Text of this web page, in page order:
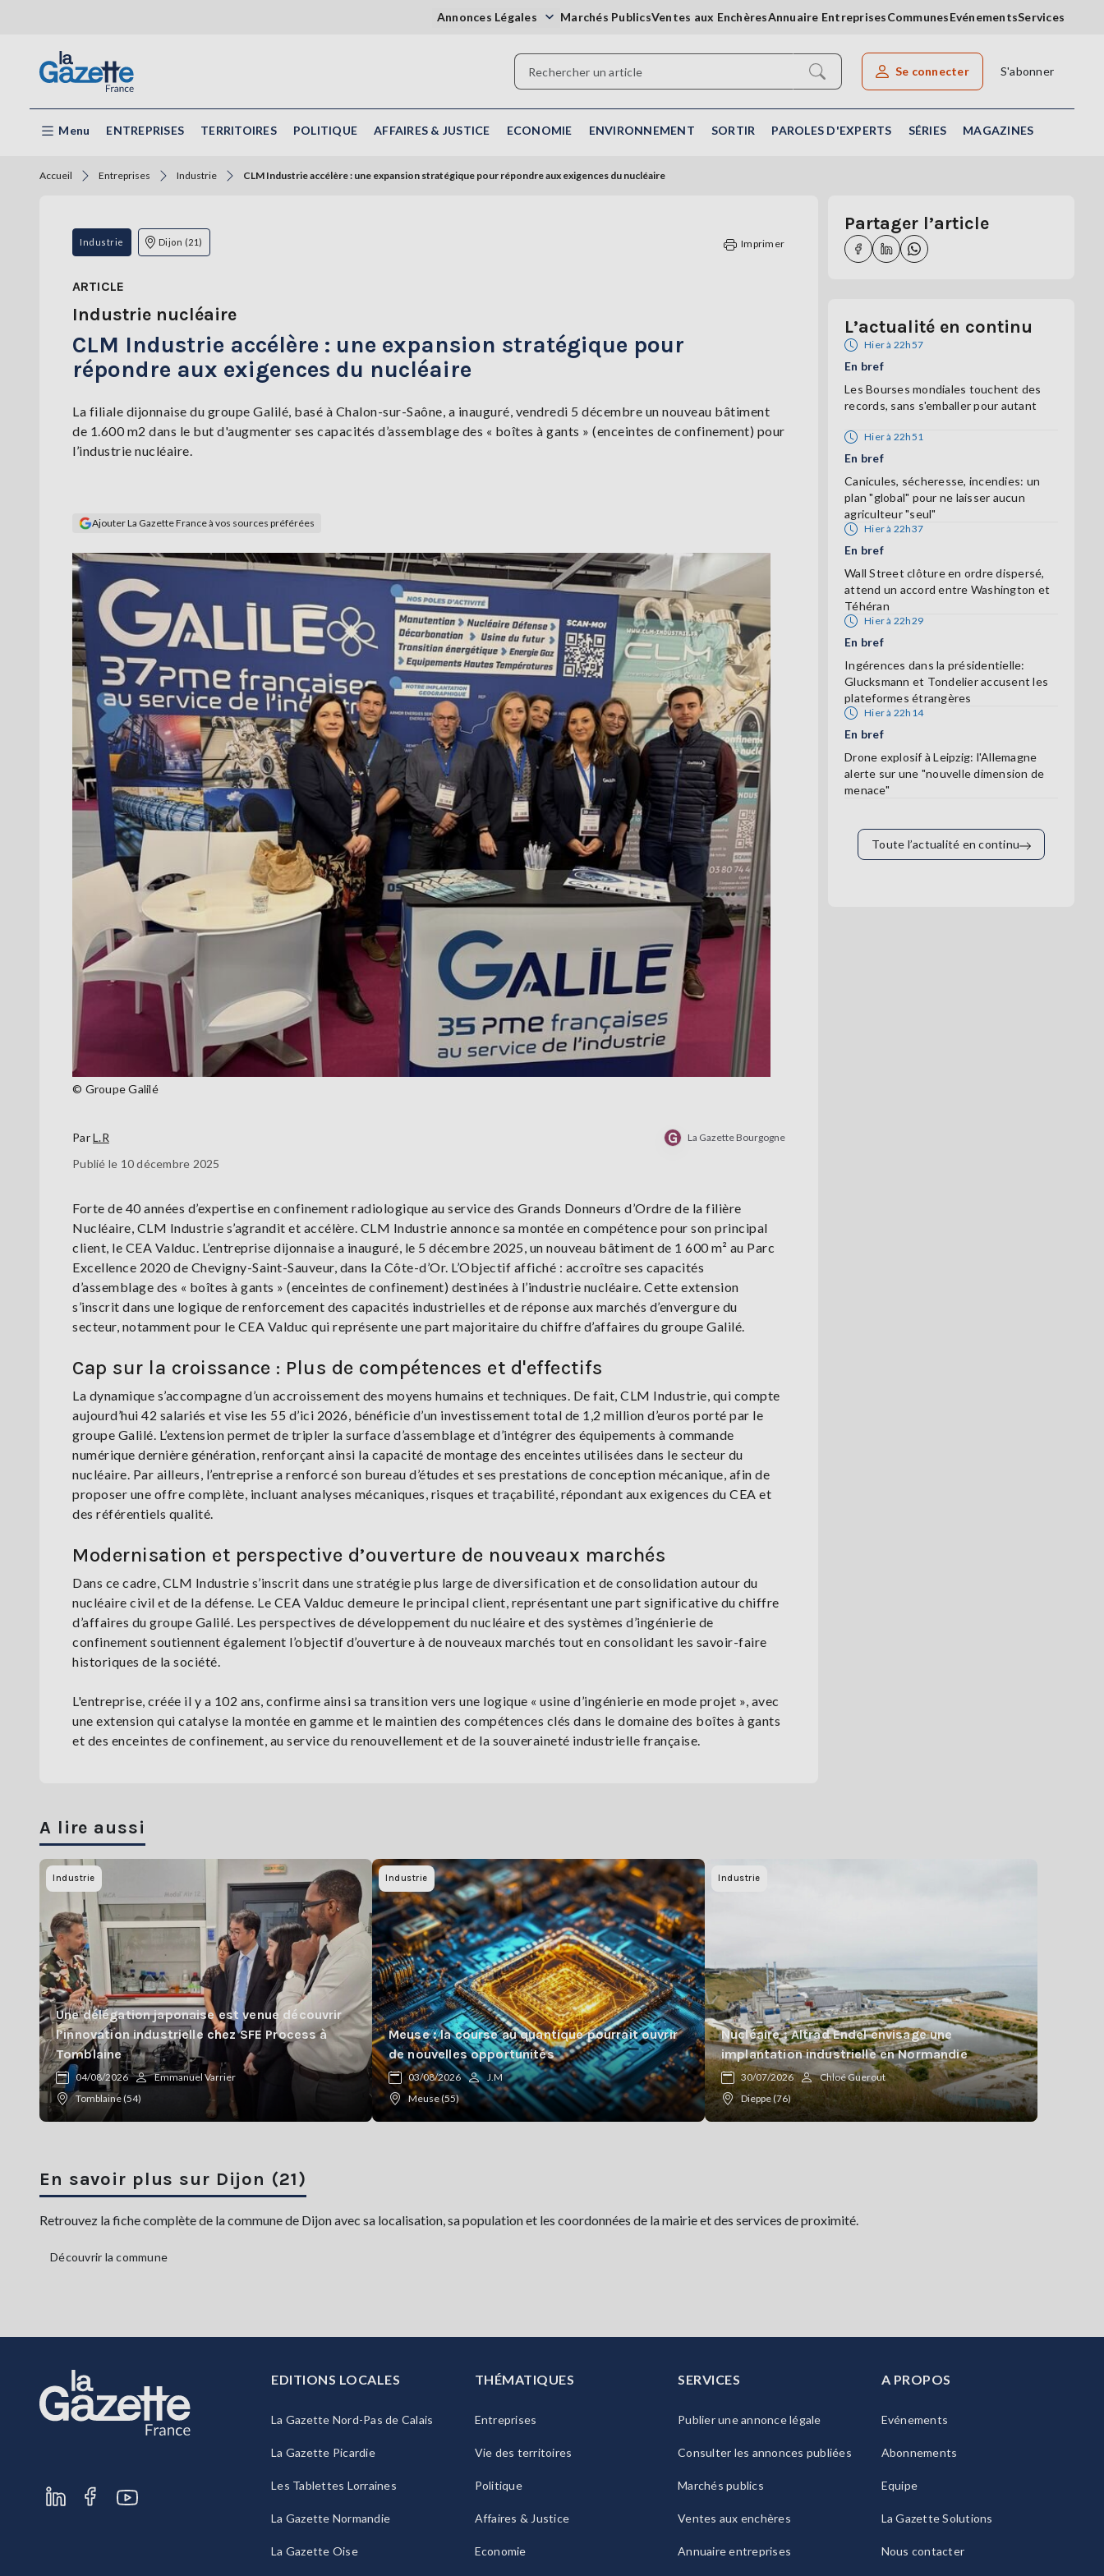
Annonces Légales Marchés PublicsVentes aux EnchèresAnnuaire EntreprisesCommunesEvénementsServices
Rechercher un article
Se connecter S'abonner
Menu ENTREPRISES TERRITOIRES POLITIQUE AFFAIRES & JUSTICE ECONOMIE ENVIRONNEMENT SORTIR PAROLES D'EXPERTS SÉRIES MAGAZINES
Accueil Entreprises Industrie CLM Industrie accélère : une expansion stratégique pour répondre aux exigences du nucléaire
Industrie Dijon (21) Imprimer
ARTICLE
Industrie nucléaire
CLM Industrie accélère : une expansion stratégique pour
répondre aux exigences du nucléaire
La filiale dijonnaise du groupe Galilé, basé à Chalon-sur-Saône, a inauguré, vendredi 5 décembre un nouveau bâtiment
de 1.600 m2 dans le but d'augmenter ses capacités d’assemblage des « boîtes à gants » (enceintes de confinement) pour
l’industrie nucléaire.
Ajouter La Gazette France à vos sources préférées
© Groupe Galilé
ParL.R La Gazette Bourgogne
Publié le 10 décembre 2025
Forte de 40 années d’expertise en confinement radiologique au service des Grands Donneurs d’Ordre de la filière
Nucléaire, CLM Industrie s’agrandit et accélère. CLM Industrie annonce sa montée en compétence pour son principal
client, le CEA Valduc. L’entreprise dijonnaise a inauguré, le 5 décembre 2025, un nouveau bâtiment de 1 600 m² au Parc
Excellence 2020 de Chevigny-Saint-Sauveur, dans la Côte-d’Or. L’Objectif affiché : accroître ses capacités
d’assemblage des « boîtes à gants » (enceintes de confinement) destinées à l’industrie nucléaire. Cette extension
s’inscrit dans une logique de renforcement des capacités industrielles et de réponse aux marchés d’envergure du
secteur, notamment pour le CEA Valduc qui représente une part majoritaire du chiffre d’affaires du groupe Galilé.
Cap sur la croissance : Plus de compétences et d'effectifs
La dynamique s’accompagne d’un accroissement des moyens humains et techniques. De fait, CLM Industrie, qui compte
aujourd’hui 42 salariés et vise les 55 d’ici 2026, bénéficie d’un investissement total de 1,2 million d’euros porté par le
groupe Galilé. L’extension permet de tripler la surface d’assemblage et d’intégrer des équipements à commande
numérique dernière génération, renforçant ainsi la capacité de montage des enceintes utilisées dans le secteur du
nucléaire. Par ailleurs, l’entreprise a renforcé son bureau d’études et ses prestations de conception mécanique, afin de
proposer une offre complète, incluant analyses mécaniques, risques et traçabilité, répondant aux exigences du CEA et
des référentiels qualité.
Modernisation et perspective d’ouverture de nouveaux marchés
Dans ce cadre, CLM Industrie s’inscrit dans une stratégie plus large de diversification et de consolidation autour du
nucléaire civil et de la défense. Le CEA Valduc demeure le principal client, représentant une part significative du chiffre
d’affaires du groupe Galilé. Les perspectives de développement du nucléaire et des systèmes d’ingénierie de
confinement soutiennent également l’objectif d’ouverture à de nouveaux marchés tout en consolidant les savoir-faire
historiques de la société.
L'entreprise, créée il y a 102 ans, confirme ainsi sa transition vers une logique « usine d’ingénierie en mode projet », avec
une extension qui catalyse la montée en gamme et le maintien des compétences clés dans le domaine des boîtes à gants
et des enceintes de confinement, au service du renouvellement et de la souveraineté industrielle française.
Partager l’article
L’actualité en continu
Hier à 22h57
En bref
Les Bourses mondiales touchent des
records, sans s'emballer pour autant
Hier à 22h51
En bref
Canicules, sécheresse, incendies: un
plan "global" pour ne laisser aucun
agriculteur "seul"
Hier à 22h37
En bref
Wall Street clôture en ordre dispersé,
attend un accord entre Washington et
Téhéran
Hier à 22h29
En bref
Ingérences dans la présidentielle:
Glucksmann et Tondelier accusent les
plateformes étrangères
Hier à 22h14
En bref
Drone explosif à Leipzig: l'Allemagne
alerte sur une "nouvelle dimension de
menace"
Toute l’actualité en continu
A lire aussi
Industrie
Une délégation japonaise est venue découvrir
l’innovation industrielle chez SFE Process à
Tomblaine
04/08/2026
Emmanuel Varrier
Tomblaine (54)
Industrie
Meuse : la course au quantique pourrait ouvrir
de nouvelles opportunités
03/08/2026
J.M
Meuse (55)
Industrie
Nucléaire : Altrad Endel envisage une
implantation industrielle en Normandie
30/07/2026
Chloé Guerout
Dieppe (76)
En savoir plus sur Dijon (21)
Retrouvez la fiche complète de la commune de Dijon avec sa localisation, sa population et les coordonnées de la mairie et des services de proximité.
Découvrir la commune
EDITIONS LOCALES
La Gazette Nord-Pas de Calais
La Gazette Picardie
Les Tablettes Lorraines
La Gazette Normandie
La Gazette Oise
THÉMATIQUES
Entreprises
Vie des territoires
Politique
Affaires & Justice
Economie
SERVICES
Publier une annonce légale
Consulter les annonces publiées
Marchés publics
Ventes aux enchères
Annuaire entreprises
A PROPOS
Evénements
Abonnements
Equipe
La Gazette Solutions
Nous contacter